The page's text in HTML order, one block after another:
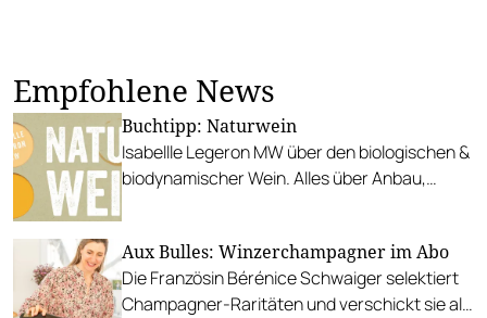
Empfohlene News
Buchtipp: Naturwein
Isabellle Legeron MW über den biologischen &
biodynamischer Wein. Alles über Anbau,
wichtigsten Weingebieten der Welt
Aux Bulles: Winzerchampagner im Abo
Die Französin Bérénice Schwaiger selektiert
Champagner-Raritäten und verschickt sie als